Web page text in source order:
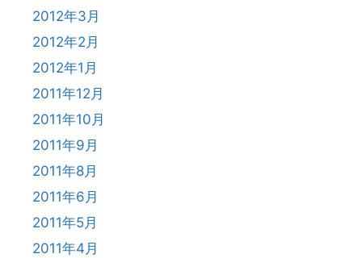
2012年3月
2012年2月
2012年1月
2011年12月
2011年10月
2011年9月
2011年8月
2011年6月
2011年5月
2011年4月